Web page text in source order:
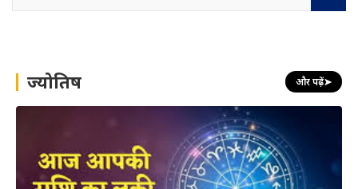
h ज्योतिष और पढ़ें➤